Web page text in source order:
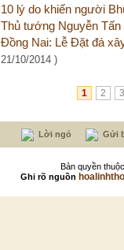
10 lý do khiến người
Thủ tướng Nguyễn
Đồng Nai: Lễ Đặt đá
21/10/2014 )
1 2 3
Lời ngỏ Gửi
Bản quyền
Ghi rõ nguồn